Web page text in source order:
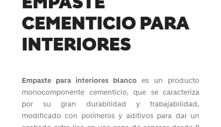
CEMENTICIO PARA
INTERIORES
Empaste para interiores blanco es un producto
monocomponente cementicio, que se caracteriza
por su gran durabilidad y trabajabilidad,
modificado con polímeros y aditivos para dar un